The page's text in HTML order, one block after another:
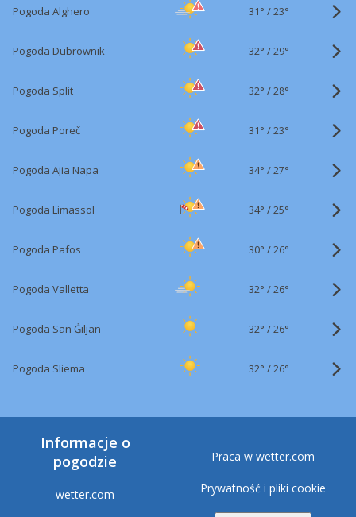
Pogoda Alghero 31° /23°
Pogoda Dubrownik 32° /29°
Pogoda Split 32° /28°
Pogoda Poreč 31° /23°
Pogoda Ajia Napa 34° /27°
Pogoda Limassol 34° /25°
Pogoda Pafos 30° /26°
Pogoda Valletta 32° /26°
Pogoda San Ġiljan 32° /26°
Pogoda Sliema 32° /26°
Informacje o
pogodzie
wetter.com
Praca w wetter.com
Prywatność i pliki cookie